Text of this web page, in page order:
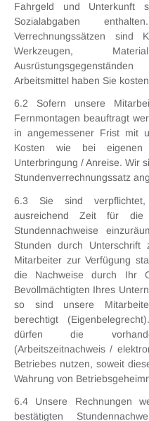
Fahrgeld und Unterkunft
Sozialabgaben
Verrechnungssätzen
Werkzeugen,
Arbeitsmittel haben Sie
6.2 Sofern unsere
Fernmontagen beauftragt
in angemessener Frist mit
Kosten wie bei
Unterbringung / Anreise. Wir
Stundenverrechnungssatz
6.3 Sie sind verpflichtet,
ausreichend Zeit für die
Stundennachweise
Stunden durch
Mitarbeiter zur Verfügung
die Nachweise durch Ihr
Bevollmächtigten Ihres
so sind unsere
berechtigt
dürfen die
(Arbeitszeitnachweis /
Betriebes nutzen, soweit
Wahrung von
6.4 Unsere Rechnungen
bestätigten